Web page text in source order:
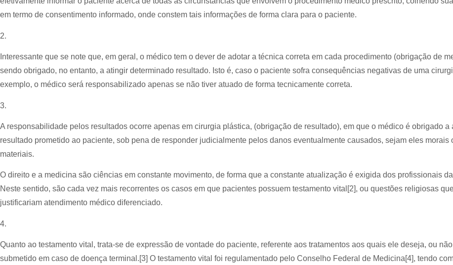
em termo de consentimento informado, onde constem tais informações de forma clara para o paciente.
2.
Interessante que se note que, em geral, o médico tem o dever de adotar a técnica correta em cada procedimento (obrigação de
sendo obrigado, no entanto, a atingir determinado resultado. Isto é, caso o paciente sofra consequências negativas de uma
exemplo, o médico será responsabilizado apenas se não tiver atuado de forma tecnicamente correta.
3.
A responsabilidade pelos resultados ocorre apenas em cirurgia plástica, (obrigação de resultado), em que o médico é obrigado a
resultado prometido ao paciente, sob pena de responder judicialmente pelos danos eventualmente causados, sejam eles morais
materiais.
O direito e a medicina são ciências em constante movimento, de forma que a constante atualização é exigida dos profissionais
Neste sentido, são cada vez mais recorrentes os casos em que pacientes possuem testamento vital[2], ou questões religiosas
justificariam atendimento médico diferenciado.
4.
Quanto ao testamento vital, trata-se de expressão de vontade do paciente, referente aos tratamentos aos quais ele deseja, ou
submetido em caso de doença terminal.[3] O testamento vital foi regulamentado pelo Conselho Federal de Medicina[4], tendo